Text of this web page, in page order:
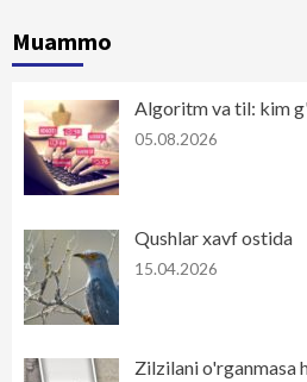
Muammo
Algoritm va til: kim
05.08.2026
Qushlar xavf ostida
15.04.2026
Zilzilani o'rganmasa